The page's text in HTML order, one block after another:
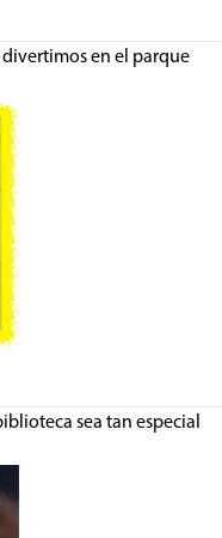
en el parque
sea tan especial